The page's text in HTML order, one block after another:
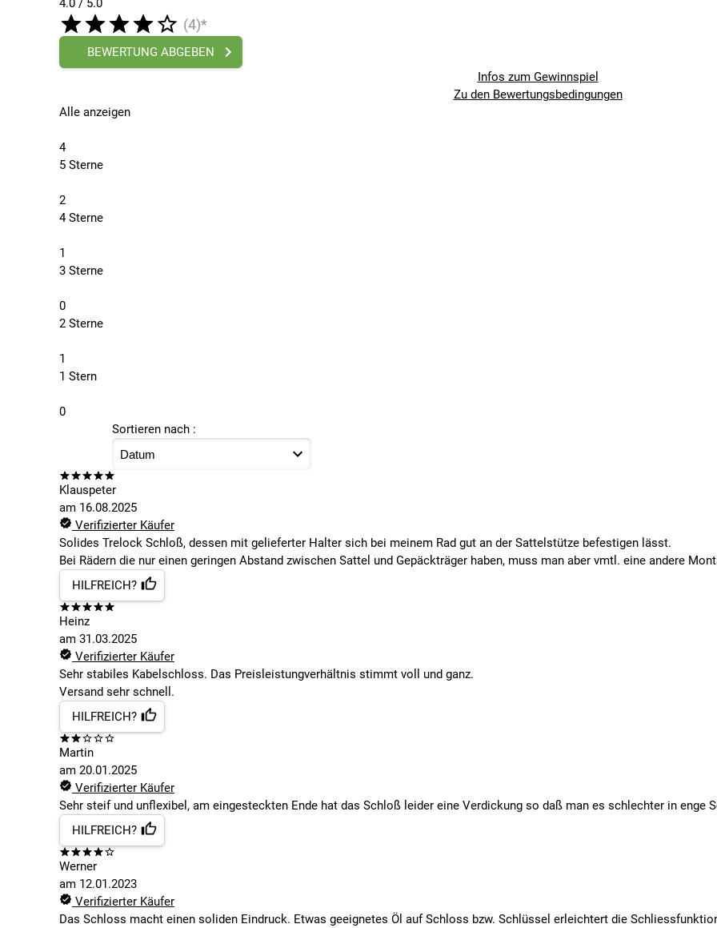
4.0 / 5.0
(4)*
BEWERTUNG ABGEBEN
Infos zum Gewinnspiel
Zu den Bewertungsbedingungen
Alle anzeigen
4
5 Sterne
2
4 Sterne
1
3 Sterne
0
2 Sterne
1
1 Stern
0
Sortieren nach :
Klauspeter
am 16.08.2025
Verifizierter Käufer
Solides Trelock Schloß, dessen mit gelieferter Halter sich bei meinem Rad gut an der Sattelstütze befestigen lässt.
Bei Rädern die nur einen geringen Abstand zwischen Sattel und Gepäckträger haben, muss man aber vmtl. eine andere
HILFREICH?
Heinz
am 31.03.2025
Verifizierter Käufer
Sehr stabiles Kabelschloss. Das Preisleistungverhältnis stimmt voll und ganz.
Versand sehr schnell.
HILFREICH?
Martin
am 20.01.2025
Verifizierter Käufer
Sehr steif und unflexibel, am eingesteckten Ende hat das Schloß leider eine Verdickung so daß man es schlechter in enge
HILFREICH?
Werner
am 12.01.2023
Verifizierter Käufer
Das Schloss macht einen soliden Eindruck. Etwas geeignetes Öl auf Schloss bzw. Schlüssel erleichtert die